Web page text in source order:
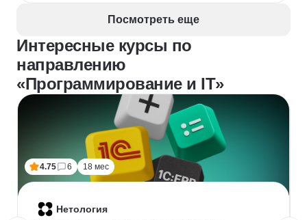
Посмотреть еще
Интересные курсы по
направлению
«Программирование и IT»
4.75 6 18 мес
Нетология